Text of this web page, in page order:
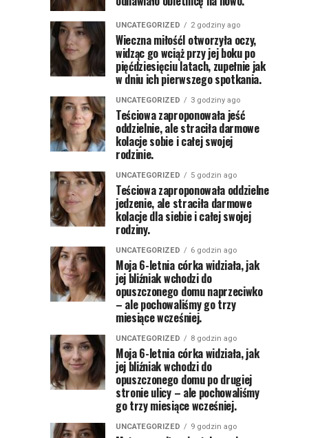
UNCATEGORIZED 2 godziny ago
Wieczna miłośćI otworzyła oczy,
widząc go wciąż przy jej boku po
pięćdziesięciu latach, zupełnie jak
w dniu ich pierwszego spotkania.
UNCATEGORIZED 3 godziny ago
Teściowa zaproponowała jeść
oddzielnie, ale straciła darmowe
kolacje sobie i całej swojej
rodzinie.
UNCATEGORIZED 5 godzin ago
Teściowa zaproponowała oddzielne
jedzenie, ale straciła darmowe
kolacje dla siebie i całej swojej
rodziny.
UNCATEGORIZED 6 godzin ago
Moja 6-letnia córka widziała, jak
jej bliźniak wchodzi do
opuszczonego domu naprzeciwko
– ale pochowaliśmy go trzy
miesiące wcześniej.
UNCATEGORIZED 8 godzin ago
Moja 6-letnia córka widziała, jak
jej bliźniak wchodzi do
opuszczonego domu po drugiej
stronie ulicy – ale pochowaliśmy
go trzy miesiące wcześniej.
UNCATEGORIZED 9 godzin ago